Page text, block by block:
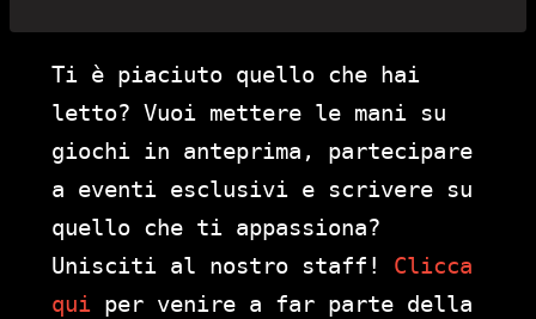
Ti è piaciuto quello che hai
letto? Vuoi mettere le mani su
giochi in anteprima, partecipare
a eventi esclusivi e scrivere su
quello che ti appassiona?
Unisciti al nostro staff! Clicca
qui per venire a far parte della